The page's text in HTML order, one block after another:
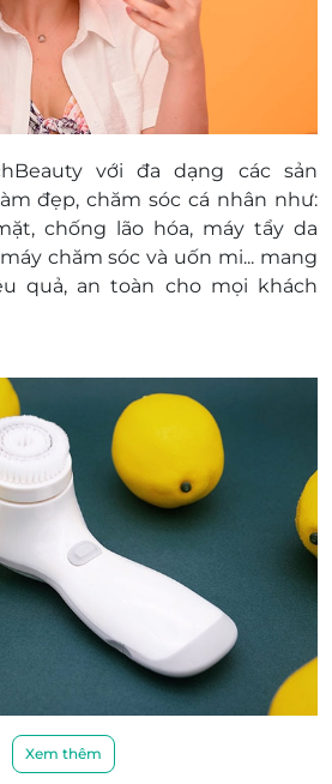
với đa dạng các sản
đẹp, chăm sóc cá nhân như:
chống lão hóa, máy tẩy da
chăm sóc và uốn mi... mang
quả, an toàn cho mọi khách
chuỗi sản xuất hoàn chỉnh
Xem thêm